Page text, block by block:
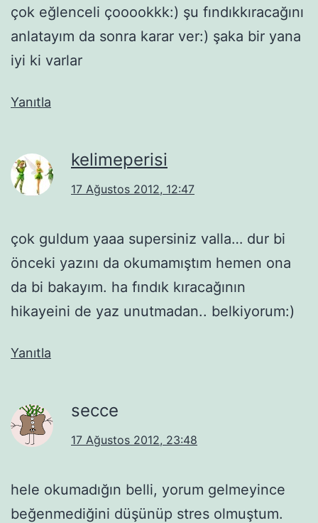
çok eğlenceli çooookkk:) şu fındıkkıracağını
anlatayım da sonra karar ver:) şaka bir yana
iyi ki varlar
Yanıtla
kelimeperisi
17 Ağustos 2012, 12:47
çok guldum yaaa supersiniz valla… dur bi
önceki yazını da okumamıştım hemen ona
da bi bakayım. ha fındık kıracağının
hikayeini de yaz unutmadan.. belkiyorum:)
Yanıtla
secce
17 Ağustos 2012, 23:48
hele okumadığın belli, yorum gelmeyince
beğenmediğini düşünüp stres olmuştum.